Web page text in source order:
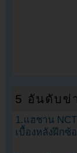
5 อันดับข่
1.แฮชาน
เบื้องหลังฝึกซ้